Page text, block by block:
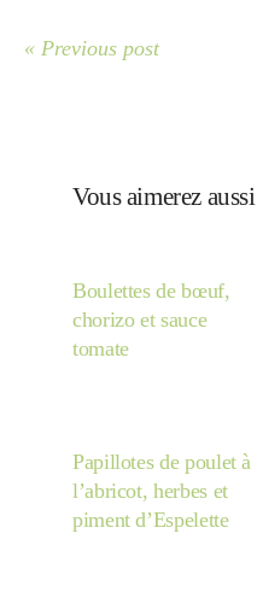
« Previous post
Vous aimerez aussi
Boulettes de bœuf,
chorizo et sauce
tomate
Papillotes de poulet à
l’abricot, herbes et
piment d’Espelette